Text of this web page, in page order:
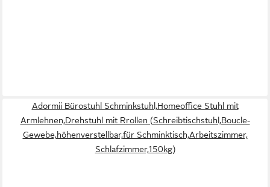
Adormii Bürostuhl Schminkstuhl,Homeoffice Stuhl mit
Armlehnen,Drehstuhl mit Rrollen (Schreibtischstuhl,Boucle-
Gewebe,höhenverstellbar,für Schminktisch,Arbeitszimmer,
Schlafzimmer,150kg)